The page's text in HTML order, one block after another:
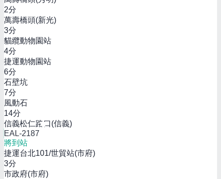
2分
萬壽橋頭(新光)
3分
貓纜動物園站
4分
捷運動物園站
6分
石壁坑
7分
風動石
14分
信義松仁路口(信義)
EAL-2187
將到站
捷運台北101/世貿站(市府)
3分
市政府(市府)